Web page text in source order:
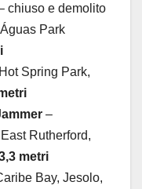
chiuso e demolito
Park
Spring Park,
–
Rutherford,
metri
Bay, Jesolo,